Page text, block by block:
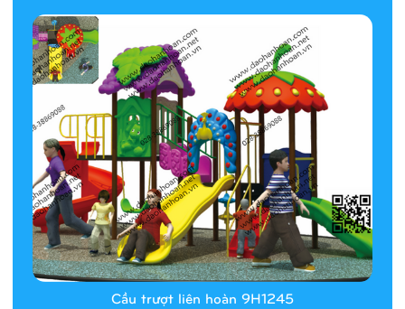
Cầu trượt liên hoàn 9H1245